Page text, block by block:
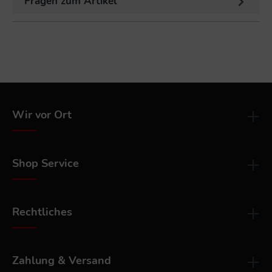
Wir vor Ort
Shop Service
Rechtliches
Zahlung & Versand